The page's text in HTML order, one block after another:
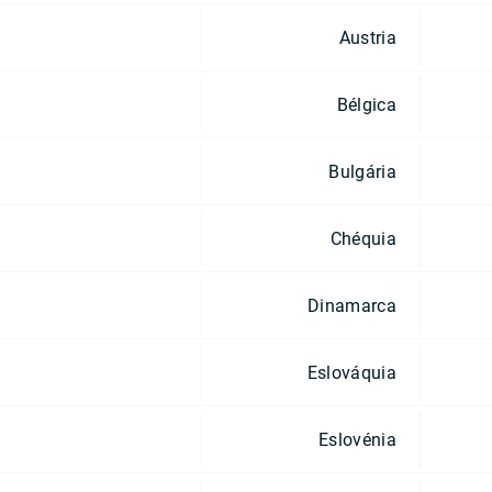
Austria
Bélgica
Bulgária
Chéquia
Dinamarca
Eslováquia
Eslovénia